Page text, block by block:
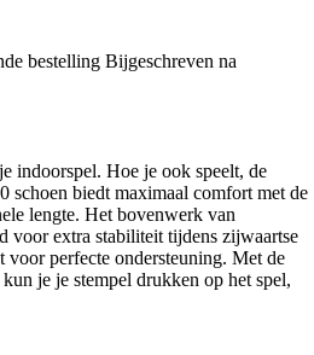
bestelling Bijgeschreven na
indoorspel. Hoe je ook speelt, de
schoen biedt maximaal comfort met de
lengte. Het bovenwerk van
voor extra stabiliteit tijdens zijwaartse
voor perfecte ondersteuning. Met de
je je stempel drukken op het spel,